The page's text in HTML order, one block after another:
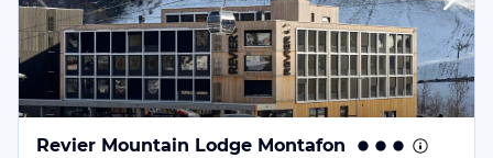
Revier Mountain Lodge Montafon